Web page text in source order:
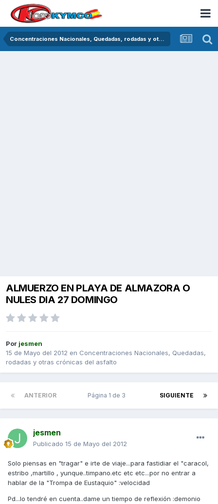
Concentraciones Nacionales, Quedadas, rodadas y otras crónicas del asfalto
ALMUERZO EN PLAYA DE ALMAZORA O
NULES DIA 27 DOMINGO
Por jesmen
15 de Mayo del 2012 en Concentraciones Nacionales, Quedadas,
rodadas y otras crónicas del asfalto
ANTERIOR SIGUIENTE
Página 1 de 3
jesmen
Publicado 15 de Mayo del 2012
Solo piensas en "tragar" e irte de viaje...para fastidiar el "caracol,
estribo ,martillo , yunque..timpano.etc etc etc...por no entrar a
hablar de la "Trompa de Eustaquio" :velocidad
Pd...lo tendré en cuenta..dame un tiempo de reflexión :demonio